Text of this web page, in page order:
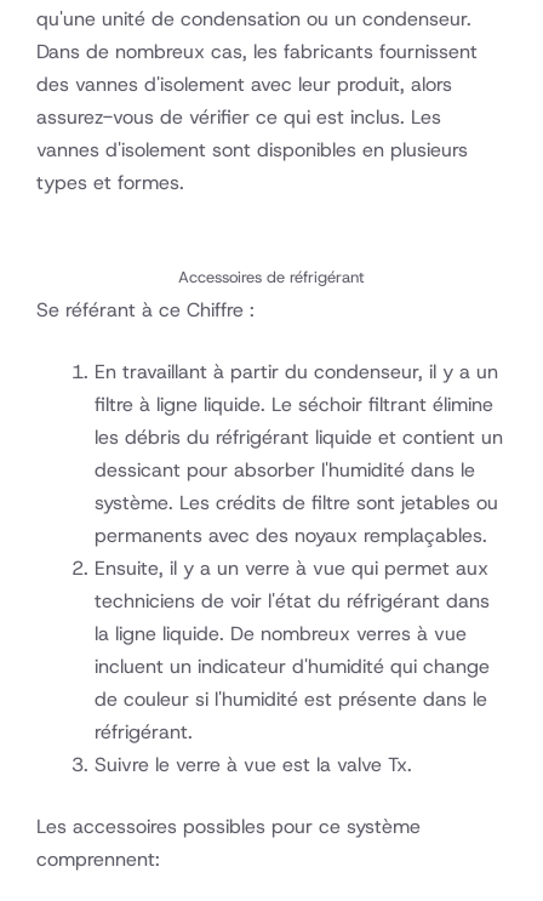
qu'une unité de condensation ou un condenseur.
Dans de nombreux cas, les fabricants fournissent
des vannes d'isolement avec leur produit, alors
assurez-vous de vérifier ce qui est inclus. Les
vannes d'isolement sont disponibles en plusieurs
types et formes.
Accessoires de réfrigérant
Se référant à ce Chiffre :
En travaillant à partir du condenseur, il y a un
filtre à ligne liquide. Le séchoir filtrant élimine
les débris du réfrigérant liquide et contient un
dessicant pour absorber l'humidité dans le
système. Les crédits de filtre sont jetables ou
permanents avec des noyaux remplaçables.
Ensuite, il y a un verre à vue qui permet aux
techniciens de voir l'état du réfrigérant dans
la ligne liquide. De nombreux verres à vue
incluent un indicateur d'humidité qui change
de couleur si l'humidité est présente dans le
réfrigérant.
Suivre le verre à vue est la valve Tx.
Les accessoires possibles pour ce système
comprennent: